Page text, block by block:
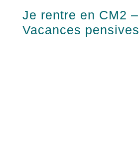
Je rentre en CM2 –
Vacances pensives